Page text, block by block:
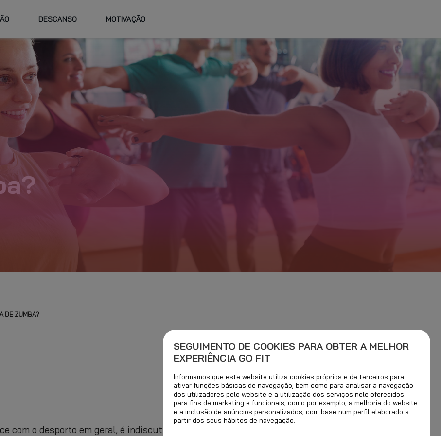
DESCANSO MOTIVAÇÃO
E
HORÁRIOS
FAQ
TRABALHE
NO GO FIT
LIVRO DE
RECLAMAÇAO
POLÍTICAS
EM LINHA
CONDIÇÕES
UTILIZAÇÃO
PLANO PERSONAL TRAINER
DE ZUMBA?
com o desporto em geral, é indiscutível que fazer
SEGUIMENTO DE COOKIES PARA OBTER A MELHOR
EXPERIÊNCIA GO FIT
Informamos que este website utiliza cookies próprios e de terceiros para
ativar funções básicas de navegação, bem como para analisar a navegação
dos utilizadores pelo website e a utilização dos serviços nele oferecidos
para fins de marketing e funcionais, como por exemplo, a melhoria do website
e a inclusão de anúncios personalizados, com base num perfil elaborado a
partir dos seus hábitos de navegação.